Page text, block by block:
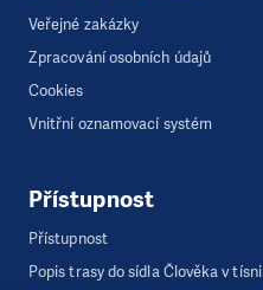
Veřejné zakázky
Zpracování osobních údajů
Cookies
Vnitřní oznamovací systém
Přístupnost
Přístupnost
Popis trasy do sídla Člověka v tísni